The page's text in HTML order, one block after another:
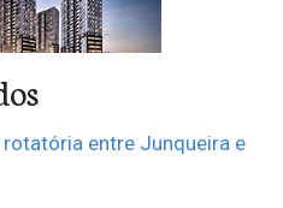
entre Junqueira e